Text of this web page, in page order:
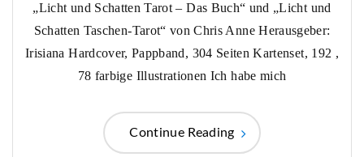
„Licht und Schatten Tarot – Das Buch“ und „Licht und
Schatten Taschen-Tarot“ von Chris Anne Herausgeber:
Irisiana Hardcover, Pappband, 304 Seiten Kartenset, 192 ,
78 farbige Illustrationen Ich habe mich
Continue Reading